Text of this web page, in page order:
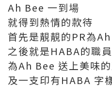
Ah Bee 一到場
就得到熱情的款待
首先是靚靚的PR為
之後就是HABA的職員
為Ah Bee 送上美味
及一支印有HABA 字